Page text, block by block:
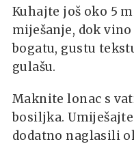
Kuhajte još oko 5
miješanje, dok
bogatu, gustu
gulašu.
Maknite lonac s
bosiljka.
dodatno naglasili